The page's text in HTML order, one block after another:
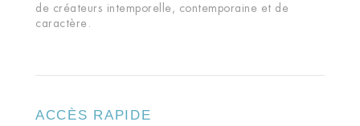
de créateurs intemporelle, contemporaine et de
caractère.
ACCÈS RAPIDE